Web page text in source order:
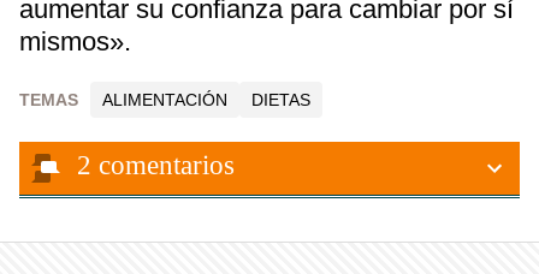
aumentar su confianza para cambiar por sí
mismos».
TEMAS ALIMENTACIÓN DIETAS
2 comentarios